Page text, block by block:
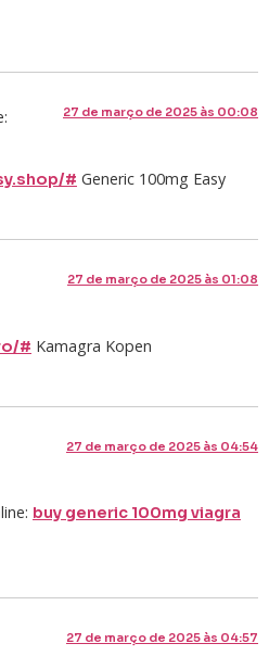
27 de março de 2025 às 00:08
# Generic 100mg Easy
27 de março de 2025 às 01:08
# Kamagra Kopen
27 de março de 2025 às 04:54
buy generic 100mg viagra
27 de março de 2025 às 04:57